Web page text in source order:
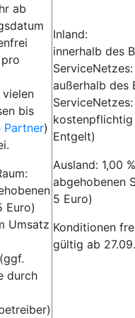
ab
vielen
bis
Partner)
Euro)
Umsatz
durch
Inland:
innerhalb des
außerhalb des
ServiceNetzes:
Entgelt)
Ausland: 1,00
abgehobenen
5 Euro)
Konditionen
gültig ab